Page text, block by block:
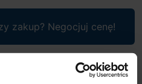
zakup? Negocjuj cenę!